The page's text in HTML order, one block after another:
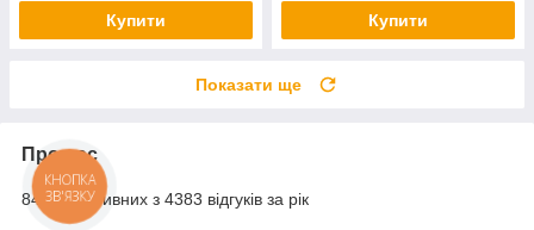
Купити Купити
Показати ще
Про нас
84% позитивних з 4383 відгуків за рік
КНОПКА
ЗВ'ЯЗКУ